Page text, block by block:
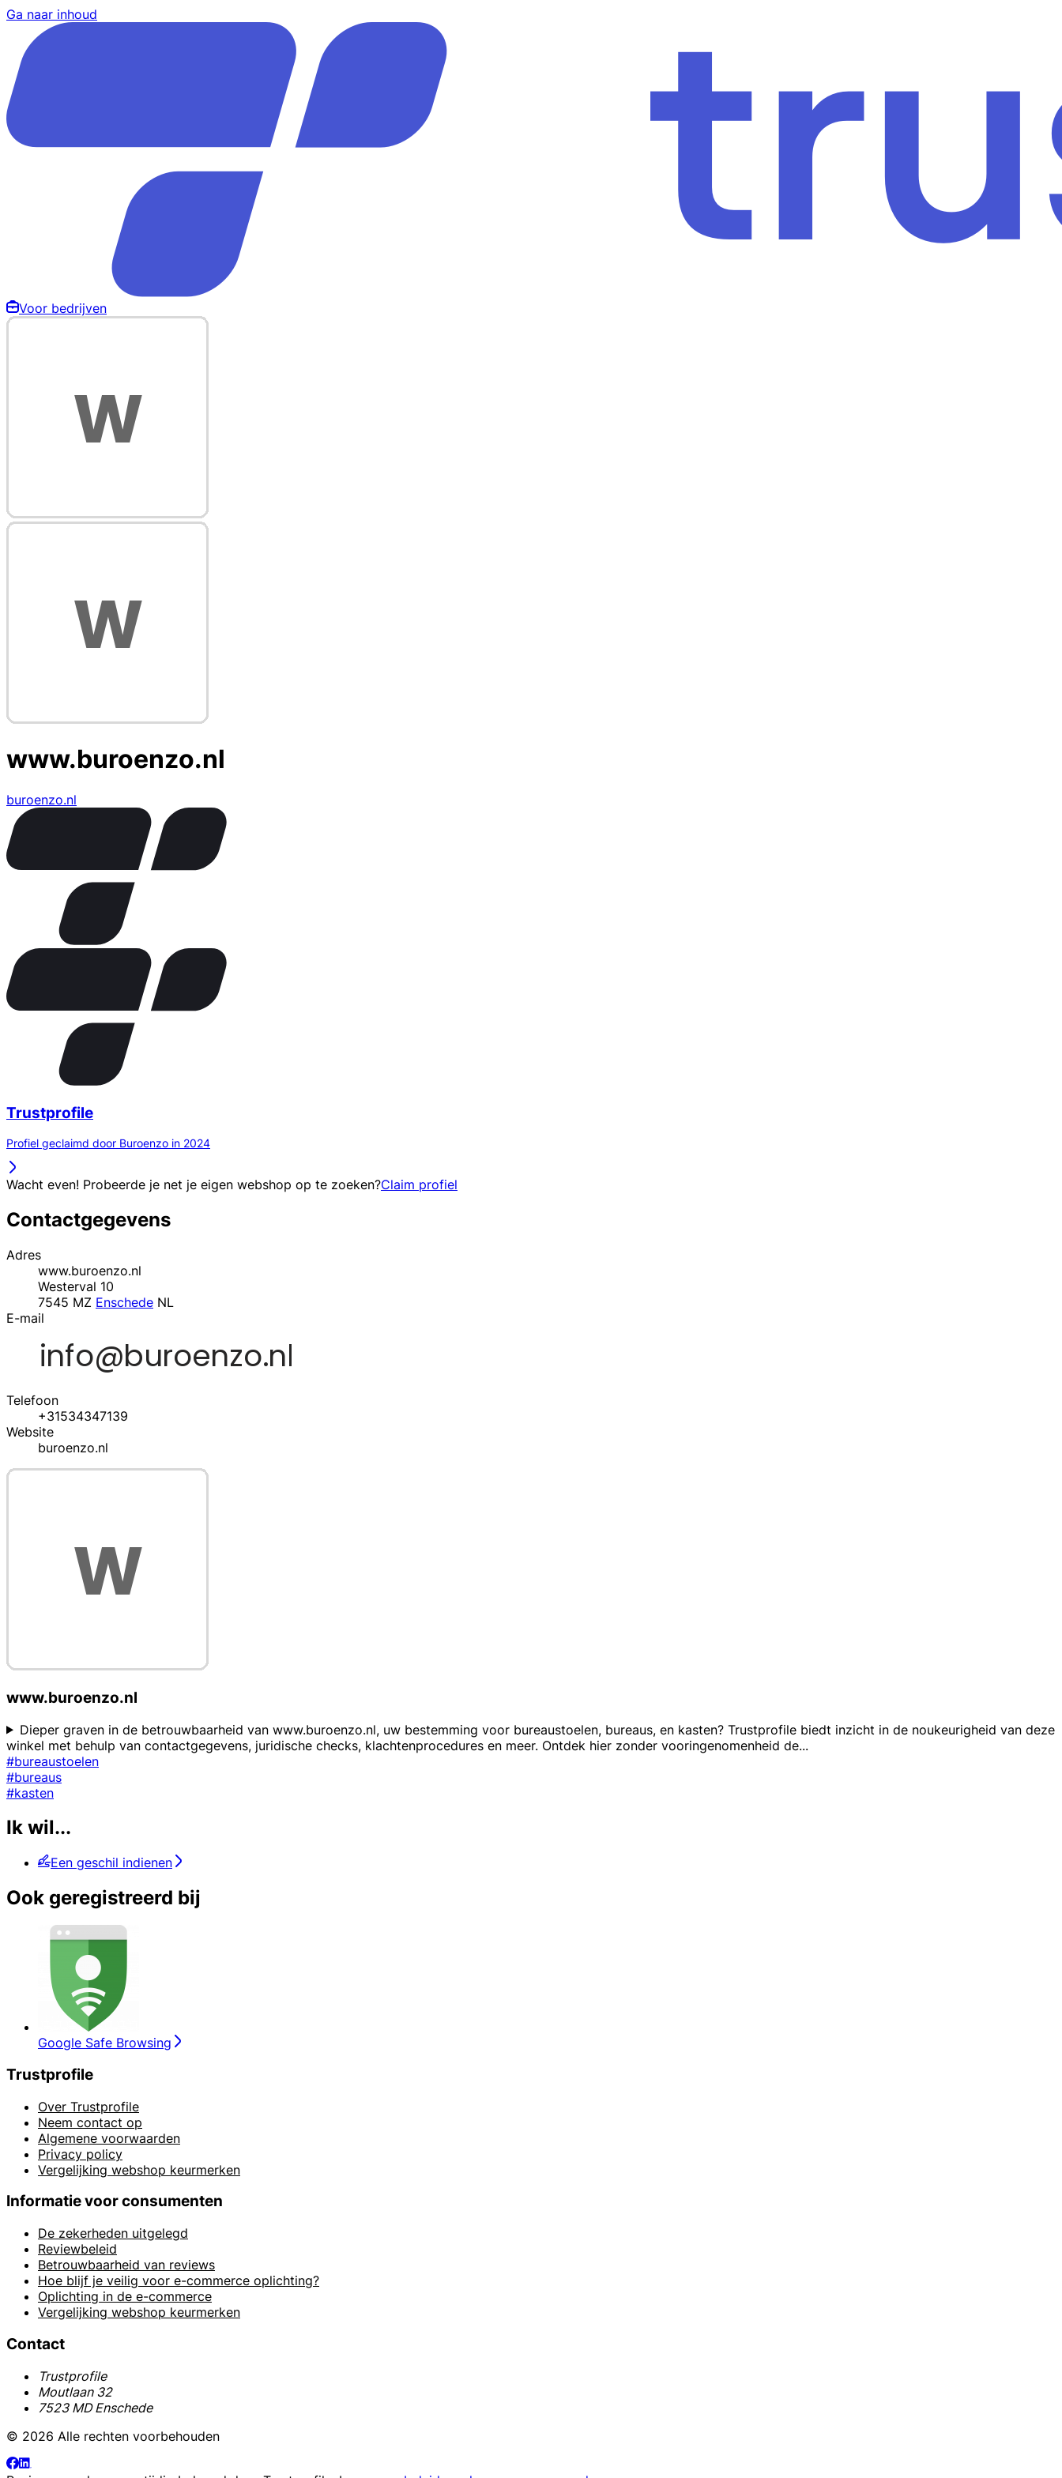
Ga naar inhoud
Voor bedrijven
www.buroenzo.nl
buroenzo.nl
Trustprofile
Profiel geclaimd door Buroenzo in 2024
Wacht even! Probeerde je net je eigen webshop op te zoeken?Claim profiel
Contactgegevens
Adres
www.buroenzo.nl
Westerval 10
7545 MZ Enschede NL
E-mail
Telefoon
+31534347139
Website
buroenzo.nl
www.buroenzo.nl
Dieper graven in de betrouwbaarheid van www.buroenzo.nl, uw bestemming voor bureaustoelen, bureaus, en kasten? Trustprofile biedt inzicht in de noukeurigheid van deze
winkel met behulp van contactgegevens, juridische checks, klachtenprocedures en meer. Ontdek hier zonder vooringenomenheid de...
#bureaustoelen
#bureaus
#kasten
Ik wil...
Een geschil indienen
Ook geregistreerd bij
Google Safe Browsing
Trustprofile
Over Trustprofile
Neem contact op
Algemene voorwaarden
Privacy policy
Vergelijking webshop keurmerken
Informatie voor consumenten
De zekerheden uitgelegd
Reviewbeleid
Betrouwbaarheid van reviews
Hoe blijf je veilig voor e-commerce oplichting?
Oplichting in de e-commerce
Vergelijking webshop keurmerken
Contact
Trustprofile
Moutlaan 32
7523 MD Enschede
© 2026 Alle rechten voorbehouden